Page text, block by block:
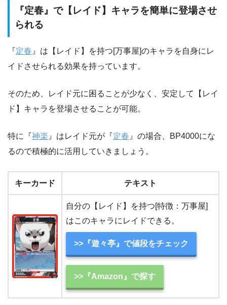
『定春』で【レイド】キャラを簡単に登場させ
られる
『定春 』は【レイド】を持つ[万事屋]のキャラを自身にレ
イドさせられる効果を持っています。
そのため、レイド元に困ることが少なく、安定して【レイ
ド】キャラを登場させることが可能。
特に『神楽 』はレイド元が『定春 』の場合、BP4000にな
るので積極的に活用していきましょう。
キーカード テキスト
自分の【レイド】を持つ[特徴：万事屋]
はこのキャラにレイドできる。
>>『遊々亭』で値段をチェック
>>『Amazon』で探す